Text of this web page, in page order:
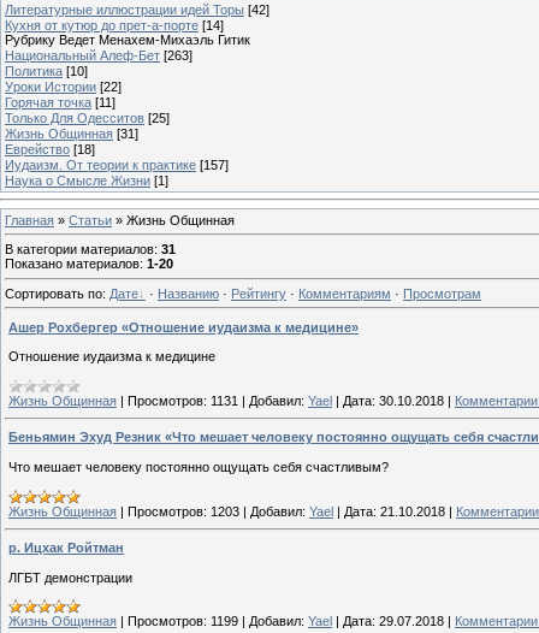
Литературные иллюстрации идей Торы [42]
Кухня от кутюр до прет-а-порте [14]
Рубрику Ведет Менахем-Михаэль Гитик
Национальный Алеф-Бет [263]
Политика [10]
Уроки Истории [22]
Горячая точка [11]
Только Для Одесситов [25]
Жизнь Общинная [31]
Еврейство [18]
Иудаизм. От теории к практике [157]
Наука о Смысле Жизни [1]
Главная » Статьи » Жизнь Общинная
В категории материалов: 31
Показано материалов: 1-20
Сортировать по: Дате · Названию · Рейтингу · Комментариям · Просмотрам
Ашер Рохбергер «Отношение иудаизма к медицине»
Отношение иудаизма к медицине
Жизнь Общинная | Просмотров: 1131 | Добавил: Yael | Дата: 30.10.2018 |
Беньямин Эхуд Резник «Что мешает человеку постоянно ощущать себя
Что мешает человеку постоянно ощущать себя счастливым?
Жизнь Общинная | Просмотров: 1203 | Добавил: Yael | Дата: 21.10.2018 |
р. Ицхак Ройтман
ЛГБТ демонстрации
Жизнь Общинная Просмотров: 1199 Добавил: Yael Дата: 29.07.2018